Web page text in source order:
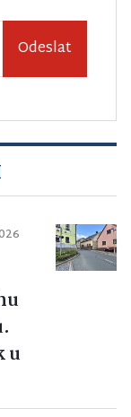
Odeslat
u